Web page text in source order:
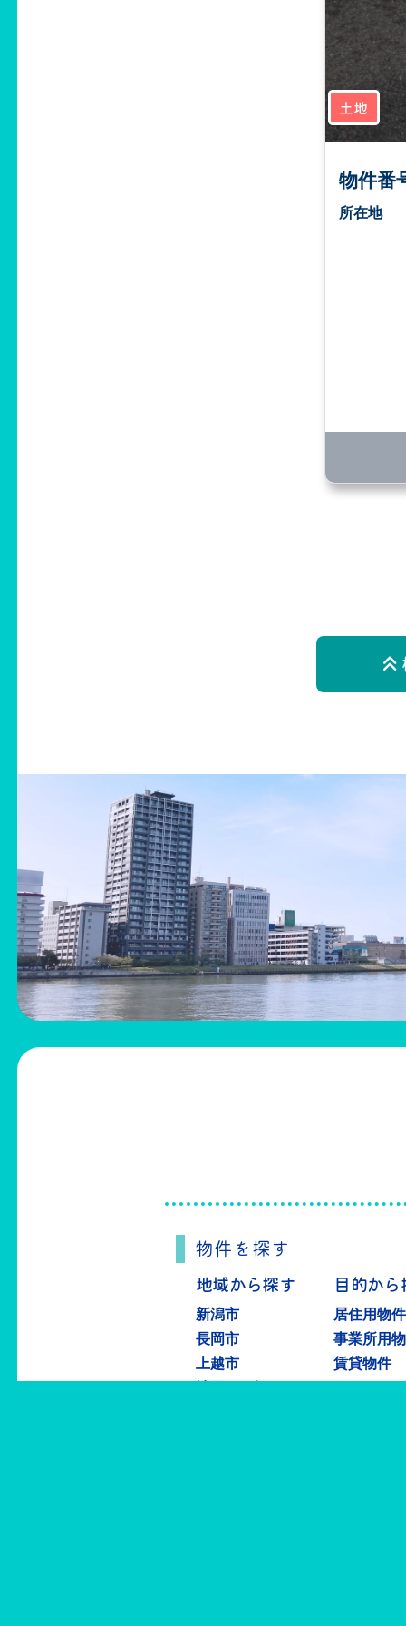
土地
物件番
所在地
物件を探す
地域から探す
新潟市
長岡市
上越市
目的から
居住用物件
事業所用
賃貸物件